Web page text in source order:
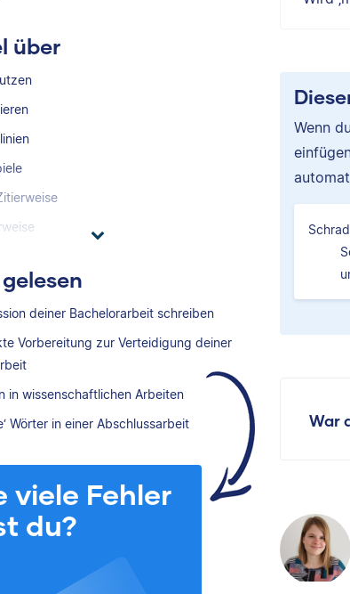
über
deiner Bachelorarbeit schreiben
Vorbereitung zur Verteidigung deiner
in wissenschaftlichen Arbeiten
Wörter in einer Abschlussarbeit
viele Fehler
du?
Wenn
War